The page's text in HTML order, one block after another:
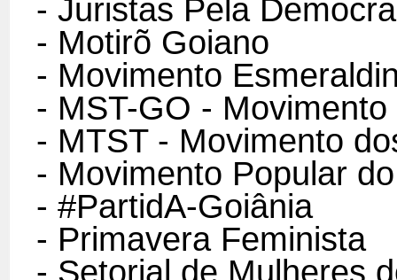
- Juristas Pela
- Motirõ Goiano
- Movimento
- MST-GO -
- MTST - Movimento
- Movimento Popular
- #PartidA-Goiânia
- Primavera Feminista
- Setorial de Mulheres